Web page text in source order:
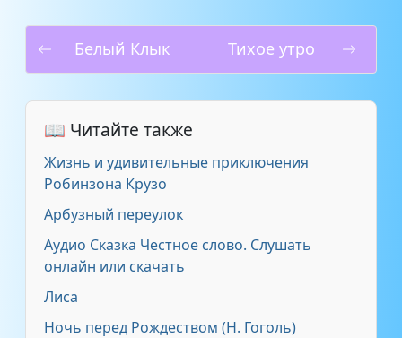
Белый Клык Тихое утро
📖 Читайте также
Жизнь и удивительные приключения
Робинзона Крузо
Арбузный переулок
Аудио Сказка Честное слово. Слушать
онлайн или скачать
Лиса
Ночь перед Рождеством (Н. Гоголь)